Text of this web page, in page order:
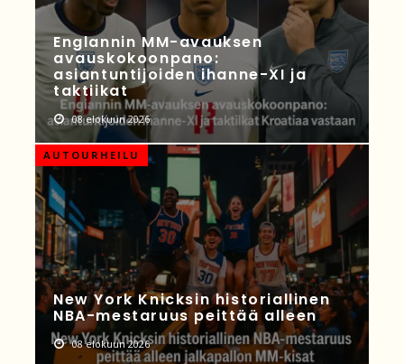
Englannin MM-avauksen
avauskokoonpano:
asiantuntijoiden ihanne-XI ja
taktiikat
08 elokuun 2026
AUTOURHEILU
New York Knicksin historiallinen
NBA-mestaruus peittää alleen
08 elokuun 2026